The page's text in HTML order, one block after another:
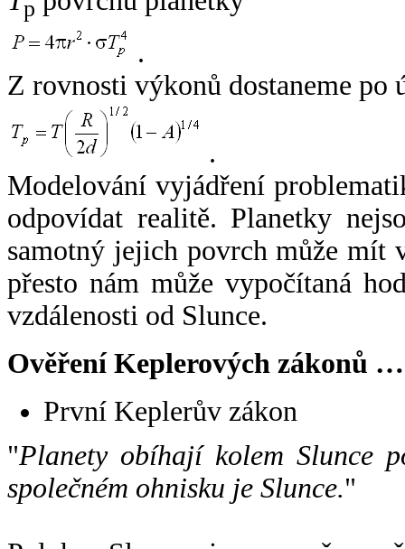
p
.
Z rovnosti výkonů dostaneme po
.
Modelování vyjádření
odpovídat realitě. Planetky
samotný jejich povrch může mít
přesto nám může vypočítaná
vzdálenosti od Slunce.
Ověření Keplerových zákonů …
První Keplerův zákon
"Planety obíhají kolem Slunce
společném ohnisku je Slunce."